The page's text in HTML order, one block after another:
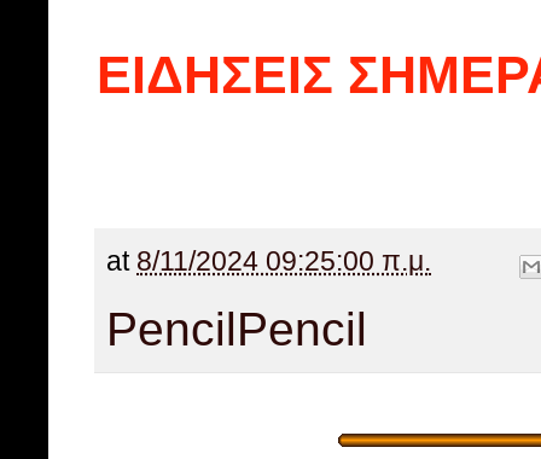
ΕΙΔΗΣΕΙΣ
at 8/11/2024 09:25:00 π.μ.
PencilPencil